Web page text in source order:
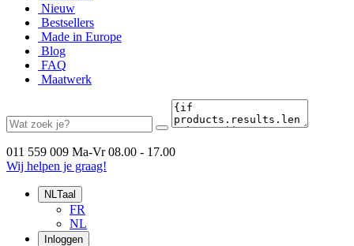
Nieuw
Bestsellers
Made in Europe
Blog
FAQ
Maatwerk
011 559 009 Ma-Vr 08.00 - 17.00
Wij helpen je graag!
NLTaal
FR
NL
Inloggen